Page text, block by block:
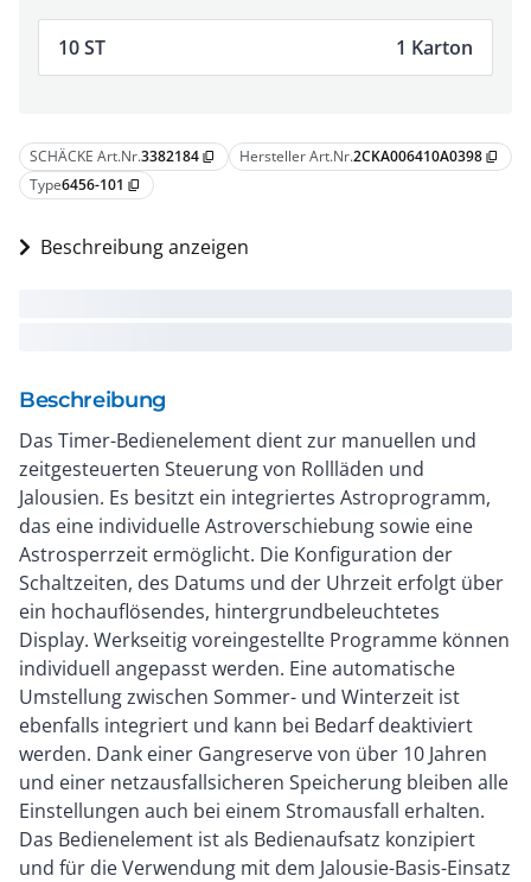
SCHÄCKE Art.Nr.3382184 content_copy Hersteller Art.Nr.2CKA006410A0398 content_copy
Type6456-101 content_copy
Beschreibung anzeigen
Beschreibung
Das Timer-Bedienelement dient zur manuellen und
zeitgesteuerten Steuerung von Rollläden und
Jalousien. Es besitzt ein integriertes Astroprogramm,
das eine individuelle Astroverschiebung sowie eine
Astrosperrzeit ermöglicht. Die Konfiguration der
Schaltzeiten, des Datums und der Uhrzeit erfolgt über
ein hochauflösendes, hintergrundbeleuchtetes
Display. Werkseitig voreingestellte Programme können
individuell angepasst werden. Eine automatische
Umstellung zwischen Sommer- und Winterzeit ist
ebenfalls integriert und kann bei Bedarf deaktiviert
werden. Dank einer Gangreserve von über 10 Jahren
und einer netzausfallsicheren Speicherung bleiben alle
Einstellungen auch bei einem Stromausfall erhalten.
Das Bedienelement ist als Bedienaufsatz konzipiert
und für die Verwendung mit dem Jalousie-Basis-Einsatz
10 ST 1 Karton